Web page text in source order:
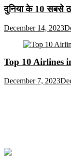
दुनिया के 10 सबसे
December 14, 2023
Top 10 Airlines
December 7, 2023